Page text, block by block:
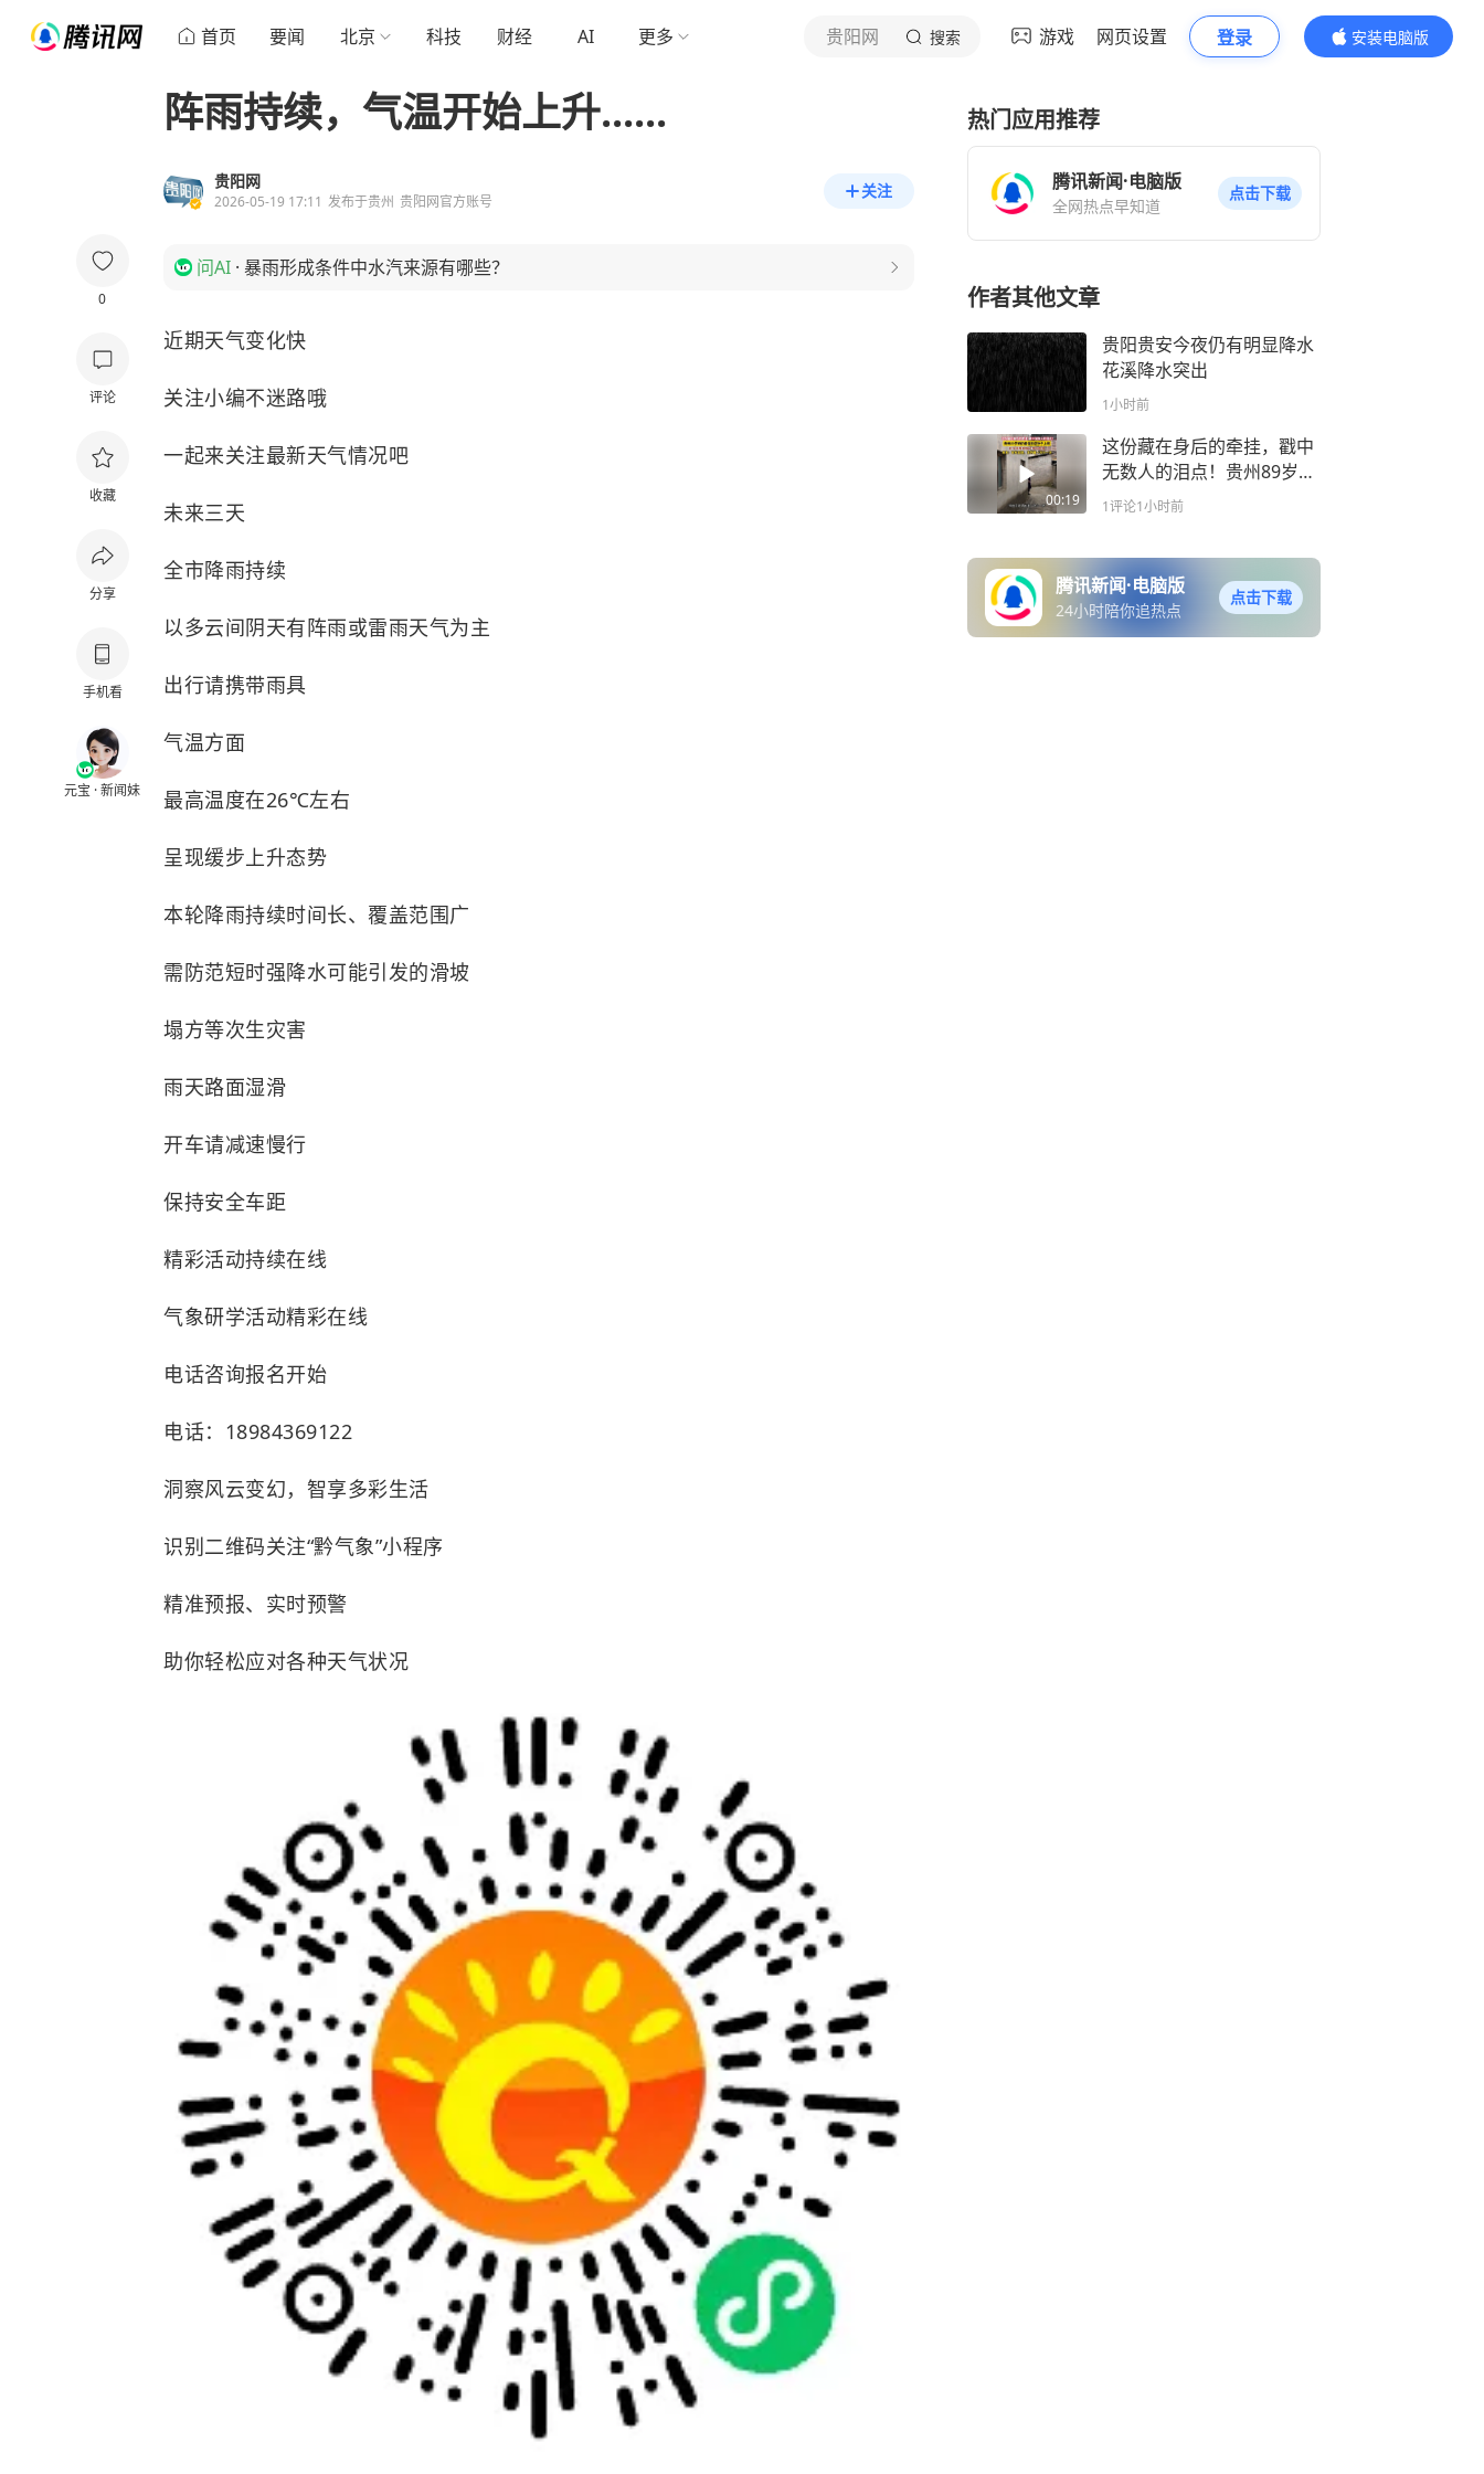
首页 要闻 北京 科技 财经 AI 更多 贵阳网 搜索 游戏 网页设置 登录
安装电脑版
内容更精彩
0
评论
收藏
分享
手机看
元宝 · 新闻妹
阵雨持续，气温开始上升......
贵阳网
2026-05-19 17:11 发布于贵州 贵阳网官方账号
关注
问AI · 暴雨形成条件中水汽来源有哪些？
近期天气变化快
关注小编不迷路哦
一起来关注最新天气情况吧
未来三天
全市降雨持续
以多云间阴天有阵雨或雷雨天气为主
出行请携带雨具
气温方面
最高温度在26℃左右
呈现缓步上升态势
本轮降雨持续时间长、覆盖范围广
需防范短时强降水可能引发的滑坡
塌方等次生灾害
雨天路面湿滑
开车请减速慢行
保持安全车距
精彩活动持续在线
气象研学活动精彩在线
电话咨询报名开始
电话：18984369122
洞察风云变幻，智享多彩生活
识别二维码关注“黔气象”小程序
精准预报、实时预警
助你轻松应对各种天气状况
热门应用推荐
腾讯新闻·电脑版
全网热点早知道
点击下载
作者其他文章
贵阳贵安今夜仍有明显降水
花溪降水突出
1小时前
00:19
这份藏在身后的牵挂，戳中
无数人的泪点！贵州89岁奶
奶偷偷目送孙子上班，如今
少一次
1评论1小时前
腾讯新闻·电脑版
24小时陪你追热点
点击下载